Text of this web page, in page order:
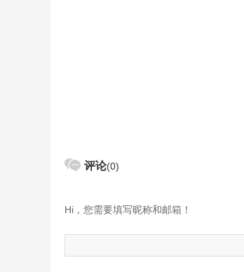
评论(0)
Hi，您需要填写昵称和邮箱！